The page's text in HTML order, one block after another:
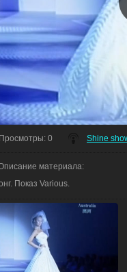
Просмотры: 0 Shine
материала:
Показ Various.